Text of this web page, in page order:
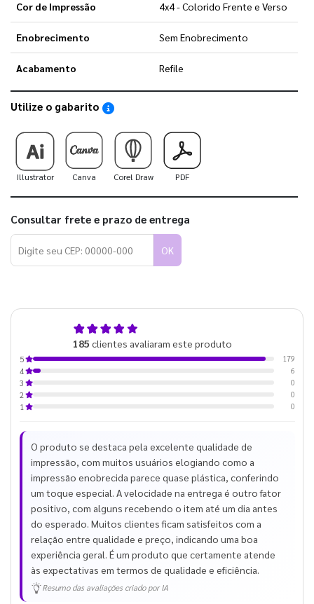
Cor de Impressão 4x4 - Colorido Frente e Verso
Enobrecimento Sem Enobrecimento
Acabamento Refile
Utilize o gabarito Saiba como utilizar os nossos gabaritos
Illustrator Canva Corel Draw PDF
Consultar frete e prazo de entrega
OK
185 clientes avaliaram este produto
5
179
4
6
3
0
2
0
1
0
O produto se destaca pela excelente qualidade de
impressão, com muitos usuários elogiando como a
impressão enobrecida parece quase plástica, conferindo
um toque especial. A velocidade na entrega é outro fator
positivo, com alguns recebendo o item até um dia antes
do esperado. Muitos clientes ficam satisfeitos com a
relação entre qualidade e preço, indicando uma boa
experiência geral. É um produto que certamente atende
às expectativas em termos de qualidade e eficiência.
Resumo das avaliações criado por IA